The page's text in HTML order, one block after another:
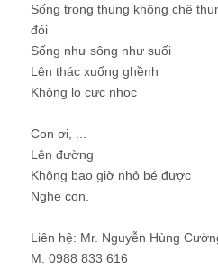
Sống trong thung không chê
đói
Sống như sông như suối
Lên thác xuống ghềnh
Không lo cực nhọc
Con ơi, ...
Lên đường
Không bao giờ nhỏ bé được
Nghe con.
Liên hệ: Mr. Nguyễn Hùng
M: 0988 833 616